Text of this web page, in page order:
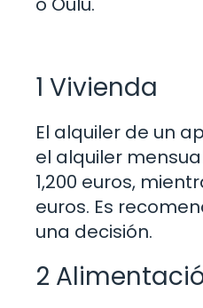
1 Vivienda
El alquiler de un
el alquiler
1,200 euros,
euros. Es
una decisión.
2